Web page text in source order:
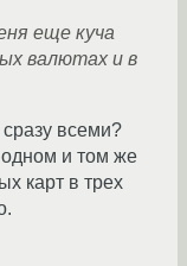
еще куча
валютах и в
всеми?
и том же
карт в трех